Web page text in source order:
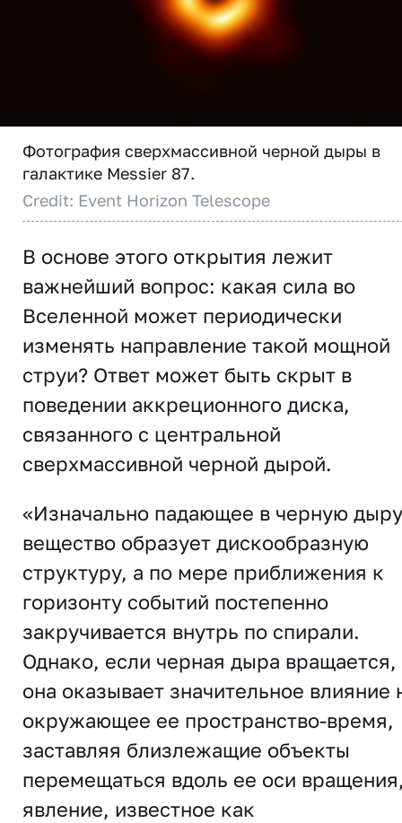
Фотография сверхмассивной черной дыры в
галактике Messier 87.
Credit: Event Horizon Telescope
В основе этого открытия лежит
важнейший вопрос: какая сила во
Вселенной может периодически
изменять направление такой мощной
струи? Ответ может быть скрыт в
поведении аккреционного диска,
связанного с центральной
сверхмассивной черной дырой.
«Изначально падающее в черную дыру
вещество образует дискообразную
структуру, а по мере приближения к
горизонту событий постепенно
закручивается внутрь по спирали.
Однако, если черная дыра вращается,
она оказывает значительное влияние
окружающее ее пространство-время,
заставляя близлежащие объекты
перемещаться вдоль ее оси
явление, известное как